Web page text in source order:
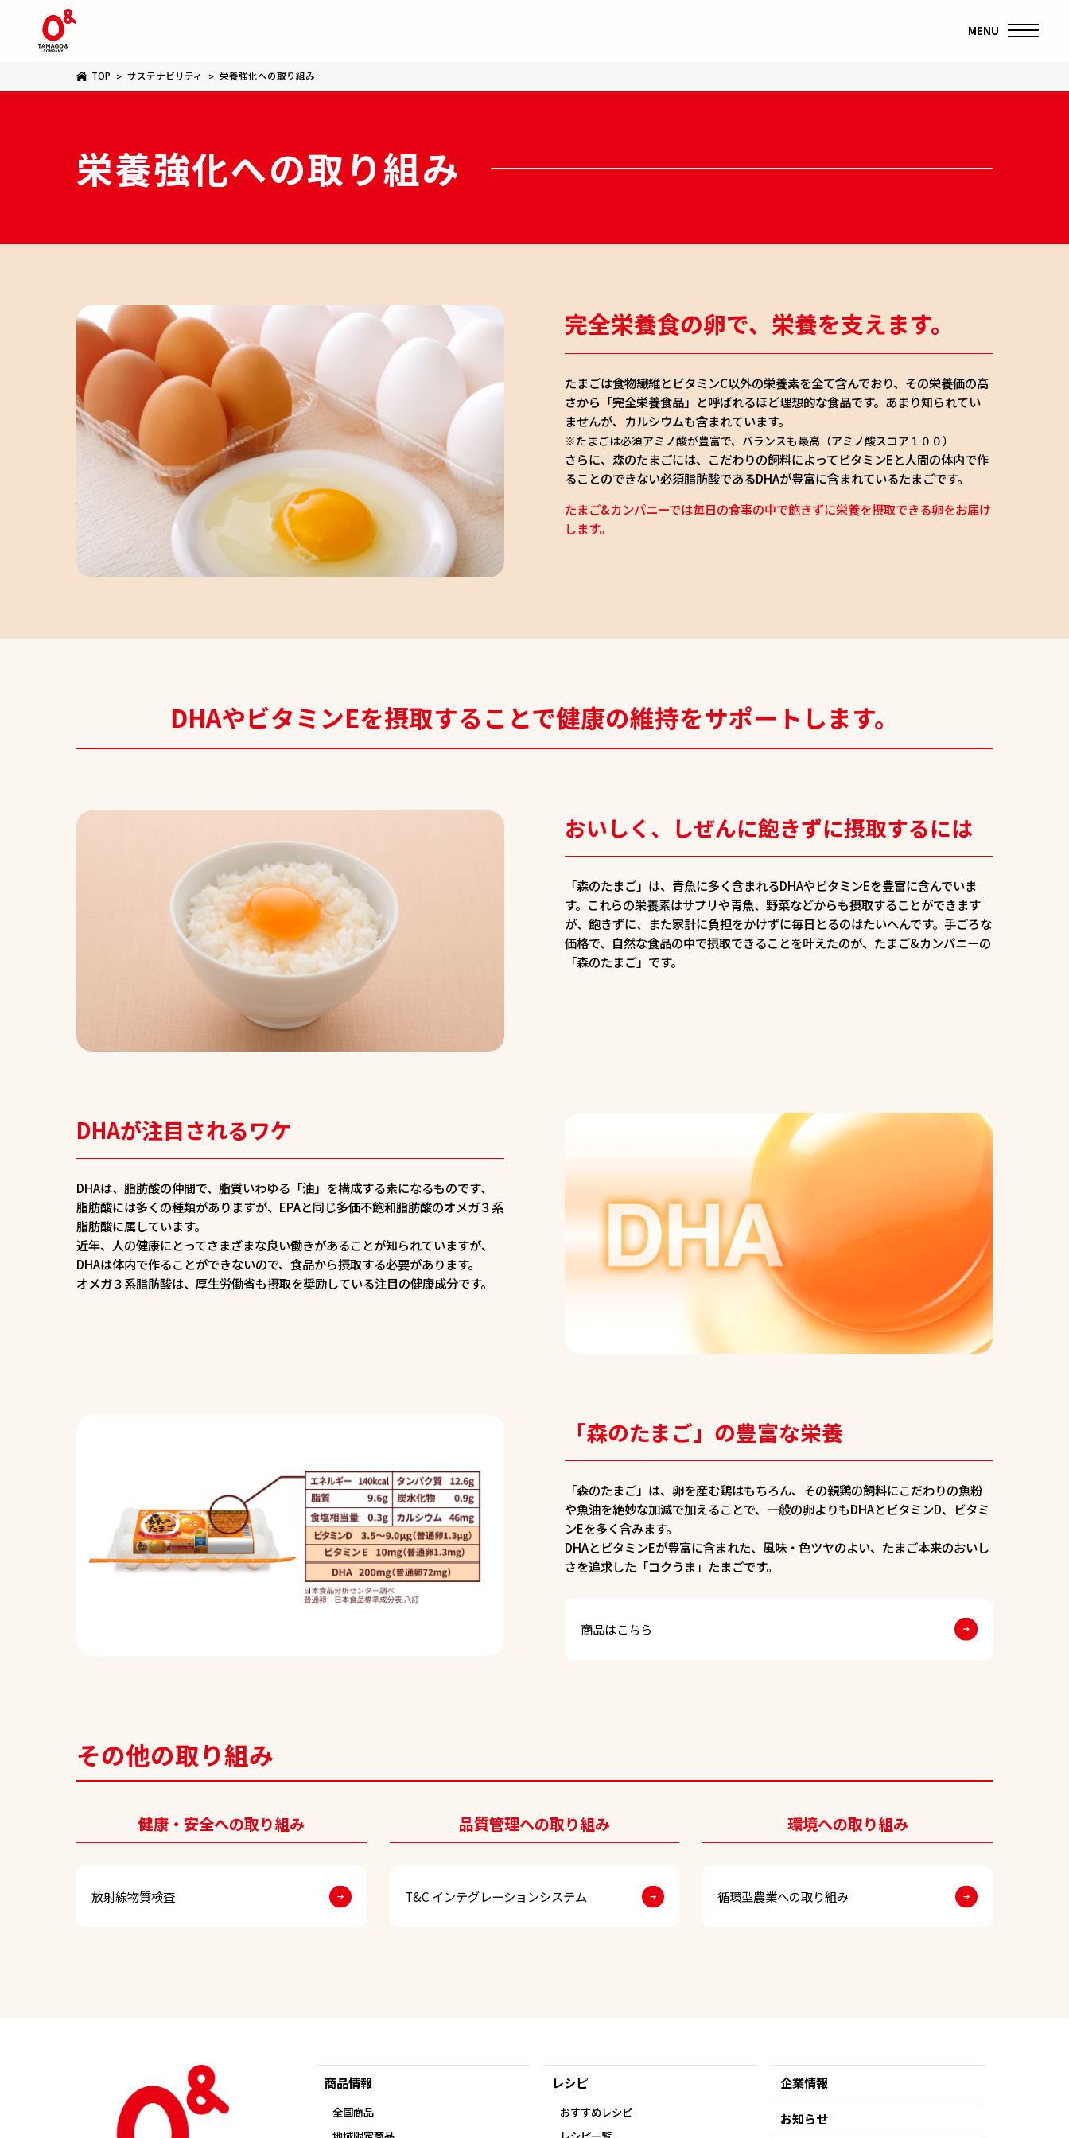
MENU
TOP サステナビリティ 栄養強化への取り組み
栄養強化への取り組み
完全栄養食の卵で、 栄養を支えます。
たまごは食物繊維とビタミンC以外の栄養素を全て含んでおり、その栄養価の高
さから「完全栄養食品」と呼ばれるほど理想的な食品です。あまり知られてい
ませんが、カルシウムも含まれています。
※たまごは必須アミノ酸が豊富で、バランスも最高（アミノ酸スコア１００）
さらに、森のたまごには、こだわりの飼料によってビタミンEと人間の体内で作
ることのできない必須脂肪酸であるDHAが豊富に含まれているたまごです。
たまご&カンパニーでは毎日の食事の中で飽きずに栄養を摂取できる卵をお届け
します。
DHAやビタミンEを摂取することで健康の維持をサポートします。
おいしく、しぜんに飽きずに摂取するには
「森のたまご」は、青魚に多く含まれるDHAやビタミンEを豊富に含んでいま
す。これらの栄養素はサプリや青魚、野菜などからも摂取することができます
が、飽きずに、また家計に負担をかけずに毎日とるのはたいへんです。手ごろな
価格で、自然な食品の中で摂取できることを叶えたのが、たまご&カンパニーの
「森のたまご」です。
DHAが注目されるワケ
DHAは、脂肪酸の仲間で、脂質いわゆる「油」を構成する素になるものです、
脂肪酸には多くの種類がありますが、EPAと同じ多価不飽和脂肪酸のオメガ３系
脂肪酸に属しています。
近年、人の健康にとってさまざまな良い働きがあることが知られていますが、
DHAは体内で作ることができないので、食品から摂取する必要があります。
オメガ３系脂肪酸は、厚生労働省も摂取を奨励している注目の健康成分です。
「森のたまご」の豊富な栄養
「森のたまご」は、卵を産む鶏はもちろん、その親鶏の飼料にこだわりの魚粉
や魚油を絶妙な加減で加えることで、一般の卵よりもDHAとビタミンD、ビタミ
ンEを多く含みます。
DHAとビタミンEが豊富に含まれた、風味・色ツヤのよい、たまご本来のおいし
さを追求した「コクうま」たまごです。
商品はこちら
その他の取り組み
健康・安全への取り組み
放射線物質検査
品質管理への取り組み
T&C インテグレーションシステム
環境への取り組み
循環型農業への取り組み
商品情報
全国商品
レシピ
おすすめレシピ
企業情報
お知らせ